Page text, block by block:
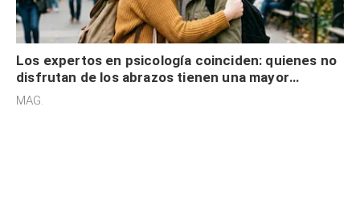
Los expertos en psicología coinciden: quienes no
disfrutan de los abrazos tienen una mayor
sensibilidad a los estímulos físicos y no es por
MAG.